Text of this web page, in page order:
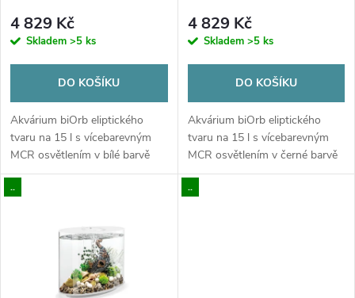
r
o
d
u
k
p
r
d
u
k
4 829 Kč
Skladem >5 ks
DO KOŠÍKU
Akvárium biOrb eliptického
tvaru na 15 l s vícebarevným
MCR osvětlením v bílé barvě
4 829 Kč
Skladem >5 ks
DO KOŠÍKU
Akvárium biOrb eliptického
tvaru na 15 l s vícebarevným
MCR osvětlením v černé barvě
.. ..